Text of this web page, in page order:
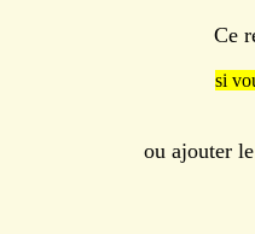
Ce
si
ou ajouter